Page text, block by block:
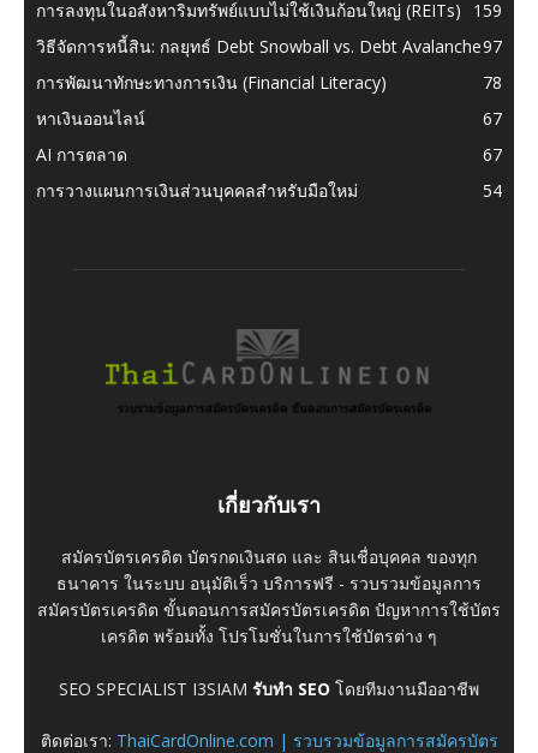
การลงทุนในอสังหาริมทรัพย์แบบไม่ใช้เงินก้อนใหญ่ (REITs)
159
วิธีจัดการหนี้สิน: กลยุทธ์ Debt Snowball vs. Debt Avalanche97
การพัฒนาทักษะทางการเงิน (Financial Literacy)
78
หาเงินออนไลน์
67
AI การตลาด
67
การวางแผนการเงินส่วนบุคคลสำหรับมือใหม่
54
เกี่ยวกับเรา
สมัครบัตรเครดิต บัตรกดเงินสด และ สินเชื่อบุคคล ของทุก
ธนาคาร ในระบบ อนุมัติเร็ว บริการฟรี - รวบรวมข้อมูลการ
สมัครบัตรเครดิต ขั้นตอนการสมัครบัตรเครดิต ปัญหาการใช้บัตร
เครดิต พร้อมทั้ง โปรโมชั่นในการใช้บัตรต่าง ๆ
SEO SPECIALIST I3SIAM รับทำ SEO โดยทีมงานมืออาชีพ
ติดต่อเรา: ThaiCardOnline.com | รวบรวมข้อมูลการสมัครบัตร